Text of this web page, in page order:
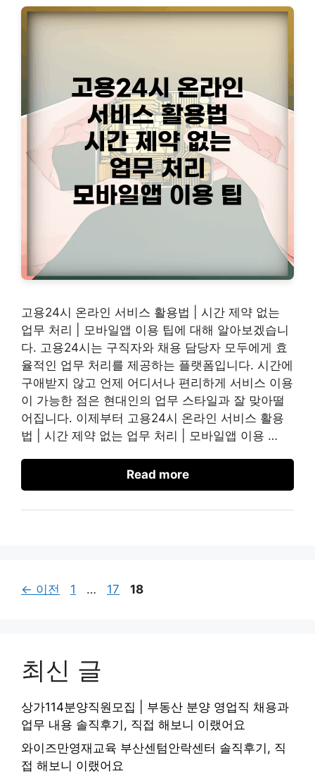
고용24시 온라인 서비스 활용법 | 시간 제약 없는
업무 처리 | 모바일앱 이용 팁에 대해 알아보겠습니
다. 고용24시는 구직자와 채용 담당자 모두에게 효
율적인 업무 처리를 제공하는 플랫폼입니다. 시간에
구애받지 않고 언제 어디서나 편리하게 서비스 이용
이 가능한 점은 현대인의 업무 스타일과 잘 맞아떨
어집니다. 이제부터 고용24시 온라인 서비스 활용
법 | 시간 제약 없는 업무 처리 | 모바일앱 이용 …
Read more
← 이전
페
1 …
페
17
페
18
최신 글
상가114분양직원모집 | 부동산 분양 영업직 채용과
업무 내용 솔직후기, 직접 해보니 이랬어요
와이즈만영재교육 부산센텀안락센터 솔직후기, 직
접 해보니 이랬어요